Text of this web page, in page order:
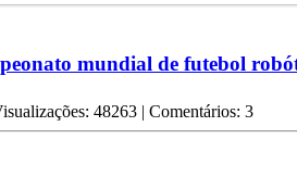
mundial de futebol
48263 | Comentários: 3